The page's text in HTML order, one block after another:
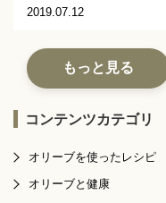
2019.07.12
もっと見る
コンテンツカテゴリ
オリーブを使ったレシピ
オリーブと健康